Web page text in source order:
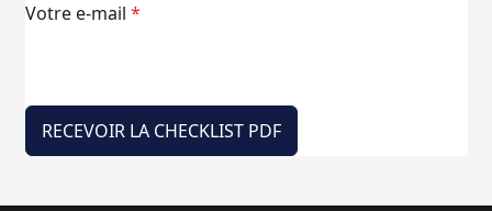
Votre e-mail *
RECEVOIR LA CHECKLIST PDF